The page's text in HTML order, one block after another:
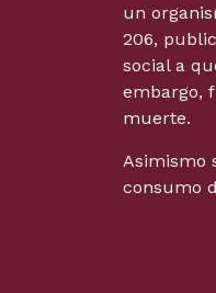
un
206,
social a
embargo,
muerte.
Asimismo
consumo